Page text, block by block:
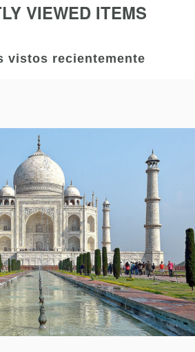
VIEWED ITEMS
vistos recientemente